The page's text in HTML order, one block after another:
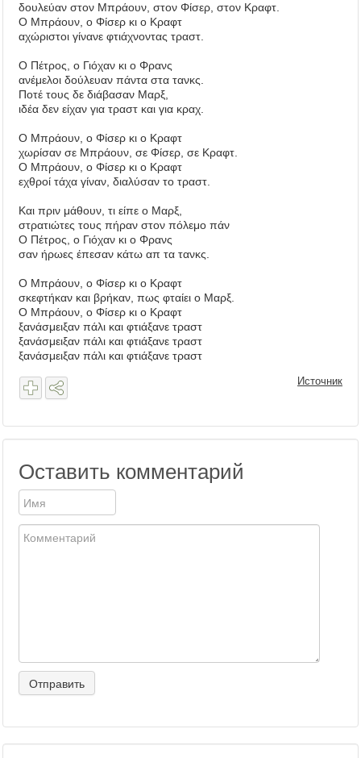
δουλεύαν στον Μπράουν, στον Φίσερ, στον Κραφτ.
Ο Μπράουν, ο Φίσερ κι ο Κραφτ
αχώριστοι γίνανε φτιάχνοντας τραστ.
Ο Πέτρος, ο Γιόχαν κι ο Φρανς
ανέμελοι δούλευαν πάντα στα τανκς.
Ποτέ τους δε διάβασαν Μαρξ,
ιδέα δεν είχαν για τραστ και για κραχ.
Ο Μπράουν, ο Φίσερ κι ο Κραφτ
χωρίσαν σε Μπράουν, σε Φίσερ, σε Κραφτ.
Ο Μπράουν, ο Φίσερ κι ο Κραφτ
εχθροί τάχα γίναν, διαλύσαν το τραστ.
Και πριν μάθουν, τι είπε ο Μαρξ,
στρατιώτες τους πήραν στον πόλεμο πάν
Ο Πέτρος, ο Γιόχαν κι ο Φρανς
σαν ήρωες έπεσαν κάτω απ τα τανκς.
Ο Μπράουν, ο Φίσερ κι ο Κραφτ
σκεφτήκαν και βρήκαν, πως φταίει ο Μαρξ.
Ο Μπράουν, ο Φίσερ κι ο Κραφτ
ξανάσμειξαν πάλι και φτιάξανε τραστ
ξανάσμειξαν πάλι και φτιάξανε τραστ
ξανάσμειξαν πάλι και φτιάξανε τραστ
Источник
Оставить комментарий